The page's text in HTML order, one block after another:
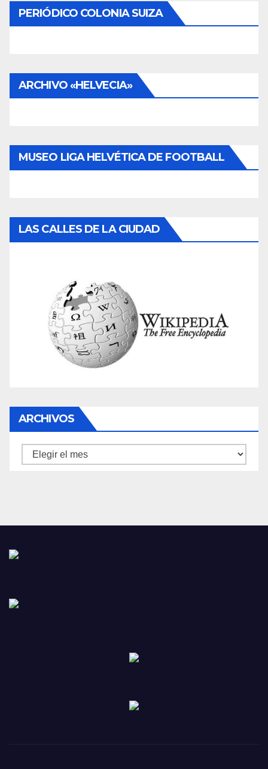
PERIÓDICO COLONIA SUIZA
ARCHIVO «HELVECIA»
MUSEO LIGA HELVÉTICA DE FOOTBALL
LAS CALLES DE LA CIUDAD
ARCHIVOS
Archivos